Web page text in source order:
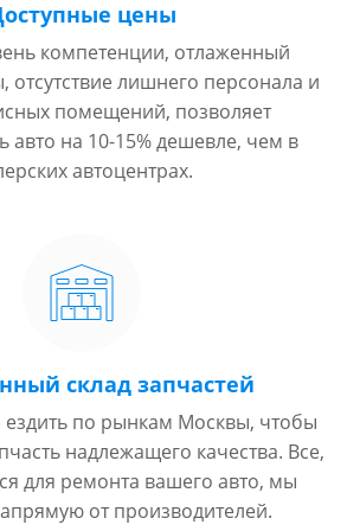
цены
компетенции, отлаженный
отсутствие лишнего персонала и
помещений, позволяет
авто на 10-15% дешевле, чем в
автоцентрах.
склад запчастей
ездить по рынкам Москвы, чтобы
надлежащего качества. Все,
для ремонта вашего авто, мы
от производителей.